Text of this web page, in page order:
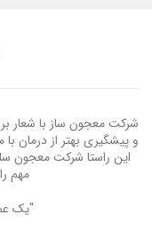
شرکت معجون ساز با شعار
و پیشگیری بهتر از درمان
این راستا شرکت معجون
مهم
“یک